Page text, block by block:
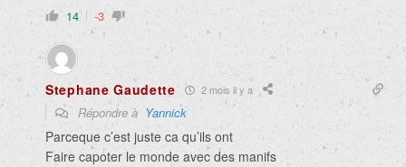
14 -3
Stephane Gaudette 2 mois il y a
Répondre à Yannick
Parceque c’est juste ca qu’ils ont
Faire capoter le monde avec des manifs